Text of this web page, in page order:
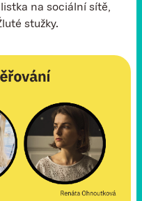
na sociální sítě,
stužky.